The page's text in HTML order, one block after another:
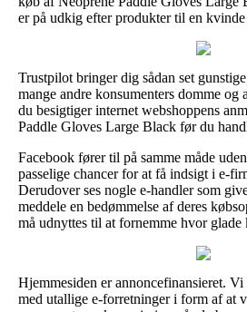
er på udkig efter produkter til en
Trustpilot bringer dig sådan set
mange andre konsumenters domme og
du besigtiger internet webshoppens
Paddle Gloves Large Black før du
Facebook fører til på samme måde
passelige chancer for at få indsigt i e-
Derudover ses nogle e-handler som
meddele en bedømmelse af deres
må udnyttes til at fornemme hvor glade
Hjemmesiden er annoncefinansieret. Vi
med utallige e-forretninger i form af at